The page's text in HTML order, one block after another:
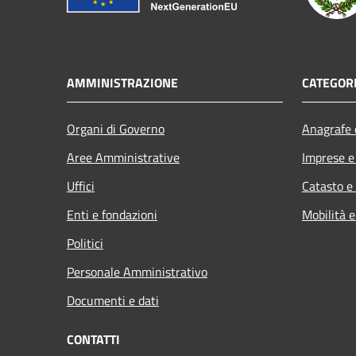
AMMINISTRAZIONE
Organi di Governo
Aree Amministrative
Uffici
Enti e fondazioni
Politici
Personale Amministrativo
Documenti e dati
Imprese
Catasto
Mobilità
CONTATTI